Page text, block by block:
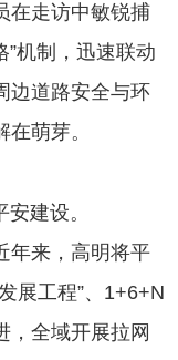
在走访中敏锐捕
”机制，迅速联动
边道路安全与环
萌芽。
建设。
来，高明将平
展工程”、1+6+N
，全域开展拉网